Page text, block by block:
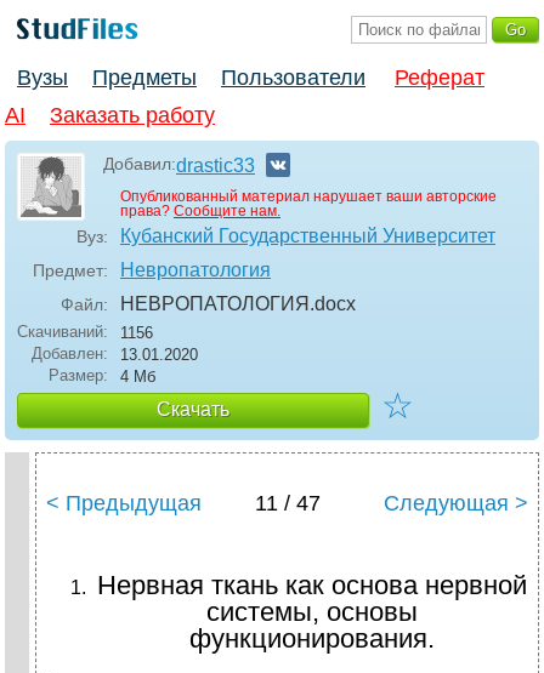
Вузы Предметы Пользователи
Реферат
AI
Заказать работу
Добавил:drastic33
Опубликованный материал нарушает ваши авторские
права? Сообщите нам.
Вуз: Кубанский Государственный Университет
Предмет: Невропатология
Файл: НЕВРОПАТОЛОГИЯ .docx
Скачиваний:
1156
Добавлен:
13.01.2020
Размер:
4 Мб
Скачать ☆
< Предыдущая 11 / 47 Следующая >
Нервная ткань как основа нервной
системы, основы
функционирования.